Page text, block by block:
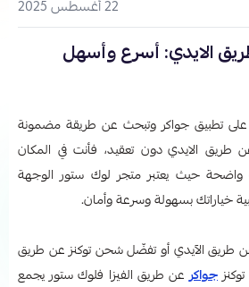
22 أغسطس 2025
الايدي: أسرع وأسهل
تطبيق جواكر وتبحث عن طريقة مضمونة
طريق الايدي دون تعقيد، فأنت في المكان
حيث يعتبر متجر لوك ستور الوجهة
خياراتك بسهولة وسرعة وأمان.
طريق الآيدي أو تفضّل شحن توكنز عن طريق
جواكرعن طريق الفيزا فلوك ستور يجمع